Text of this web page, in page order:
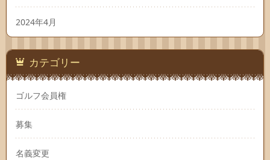
2024年4月
カテゴリー
ゴルフ会員権
募集
名義変更